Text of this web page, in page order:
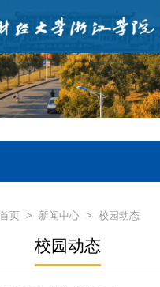
页> 新闻中心> 校园动态
校园动态